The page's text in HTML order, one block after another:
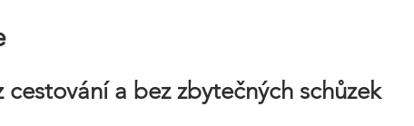
a bez zbytečných schůzek